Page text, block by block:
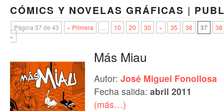
CÓMICS Y NOVELAS GRÁFICAS |
Página 37 de 43 « Primera 10 20 30 « 35 36 37
38
»
Más Miau
Autor: José Miguel Fonollosa
Fecha salida: abril 2011
(más…)